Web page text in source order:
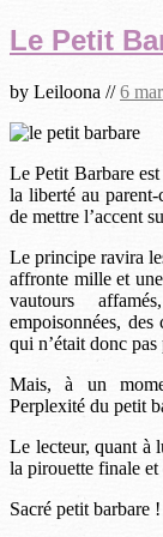
Le Petit
by Leiloona //6
Le Petit Barbare
la liberté au parent-
de mettre l’accent
Le principe ravira
affronte mille et
vautours
empoisonnées,
qui n’était donc
Mais, à un
Perplexité du petit
Le lecteur, quant à
la pirouette finale et
Sacré petit barbare !